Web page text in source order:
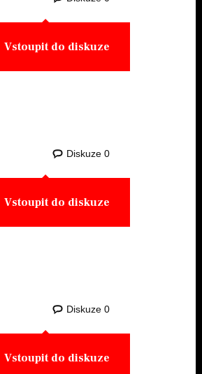
Vstoupit do diskuze
Diskuze 0
Vstoupit do diskuze
Diskuze 0
Vstoupit do diskuze